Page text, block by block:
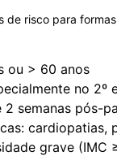
de risco para
ou > 60 anos
no 2º
2 semanas pós-
cardiopatias,
grave (IMC